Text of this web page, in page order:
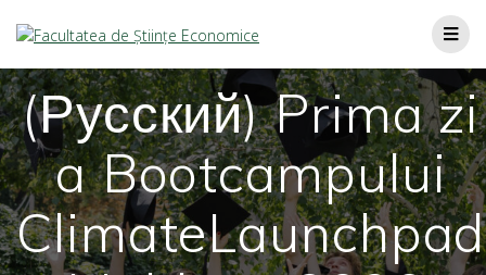
(Русский) Prima zi
a Bootcampului
ClimateLaunchpad